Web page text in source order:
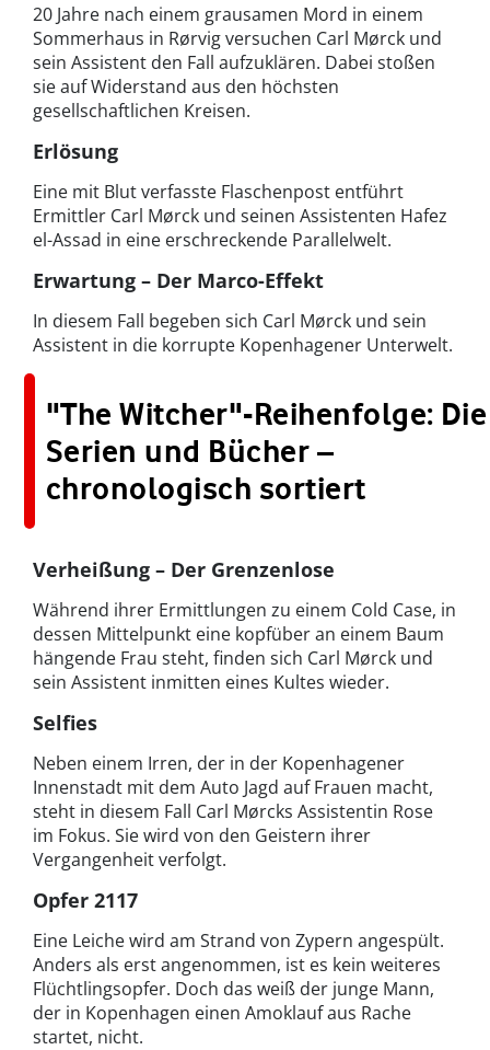
20 Jahre nach einem grausamen Mord in einem
Sommerhaus in Rørvig versuchen Carl Mørck und
sein Assistent den Fall aufzuklären. Dabei stoßen
sie auf Widerstand aus den höchsten
gesellschaftlichen Kreisen.
Erlösung
Eine mit Blut verfasste Flaschenpost entführt
Ermittler Carl Mørck und seinen Assistenten Hafez
el-Assad in eine erschreckende Parallelwelt.
Erwartung – Der Marco-Effekt
In diesem Fall begeben sich Carl Mørck und sein
Assistent in die korrupte Kopenhagener Unterwelt.
"The Witcher"-Reihenfolge: Die
Serien und Bücher –
chronologisch sortiert
Verheißung – Der Grenzenlose
Während ihrer Ermittlungen zu einem Cold Case, in
dessen Mittelpunkt eine kopfüber an einem Baum
hängende Frau steht, finden sich Carl Mørck und
sein Assistent inmitten eines Kultes wieder.
Selfies
Neben einem Irren, der in der Kopenhagener
Innenstadt mit dem Auto Jagd auf Frauen macht,
steht in diesem Fall Carl Mørcks Assistentin Rose
im Fokus. Sie wird von den Geistern ihrer
Vergangenheit verfolgt.
Opfer 2117
Eine Leiche wird am Strand von Zypern angespült.
Anders als erst angenommen, ist es kein weiteres
Flüchtlingsopfer. Doch das weiß der junge Mann,
der in Kopenhagen einen Amoklauf aus Rache
startet, nicht.